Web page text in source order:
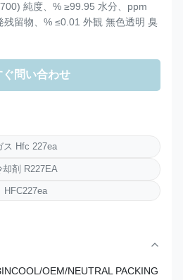
純度、% ≥99.95 水分、ppm
留物、% ≤0.01 外観 無色透明 臭
ぐ問い合わせ
ス Hfc 227ea
却剤 R227EA
HFC227ea
OEM/NEUTRAL PACKING